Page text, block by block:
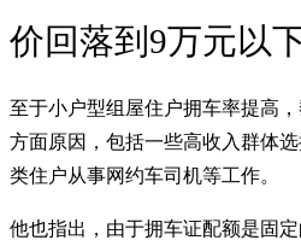
价回落到9万元以
至于小户型组屋住户拥车率提高
方面原因，包括一些高收入群体
类住户从事网约车司机等工作。
他也指出，由于拥车证配额是固